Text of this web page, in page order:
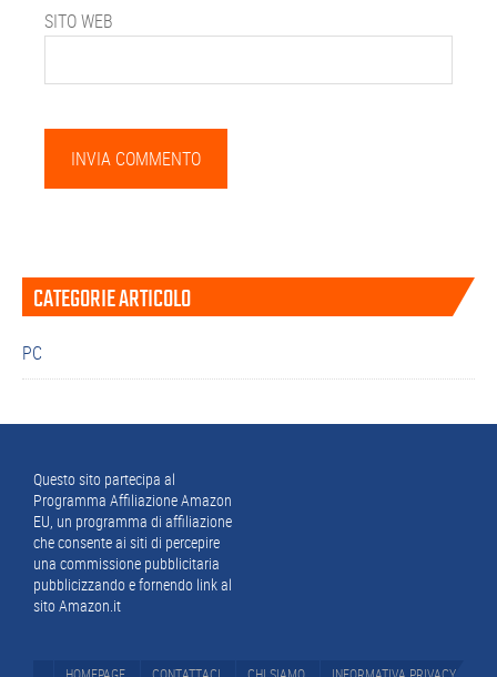
SITO WEB
Barra
laterale
primaria
CATEGORIE ARTICOLO
PC
Footer
Questo sito partecipa al
Programma Affiliazione Amazon
EU, un programma di affiliazione
che consente ai siti di percepire
una commissione pubblicitaria
pubblicizzando e fornendo link al
sito Amazon.it